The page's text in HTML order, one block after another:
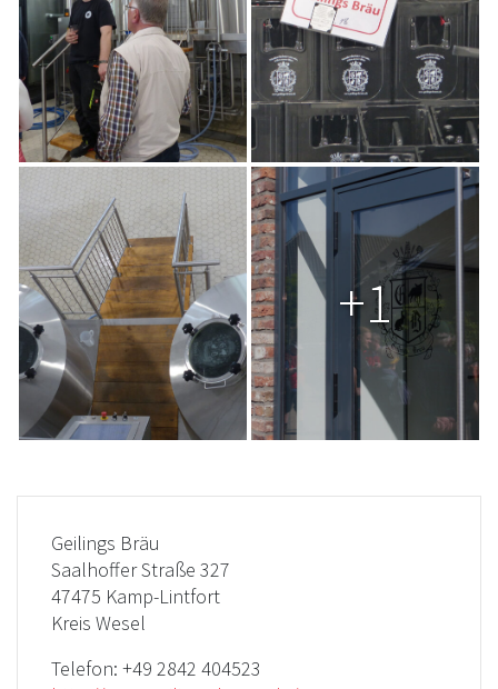
+1
Geilings Bräu
Saalhoffer Straße 327
47475 Kamp-Lintfort
Kreis Wesel
Telefon: +49 2842 404523